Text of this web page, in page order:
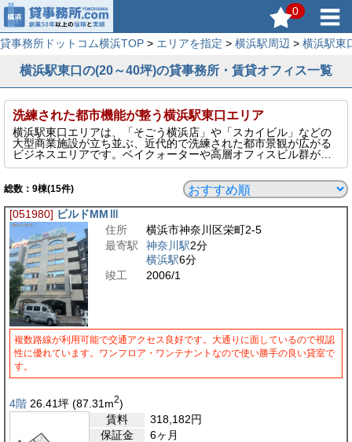
0
貸事務所ドットコム横浜TOP > エリアを指定 > 横浜駅周辺 > 横浜駅東
横浜駅東口の(20～40坪)の貸事務所・賃貸オフィス一覧
洗練された都市機能が整う横浜駅東口エリア
横浜駅東口エリアは、「そごう横浜店」や「スカイビル」などの
大型商業施設が立ち並ぶ、近代的で洗練された都市景観が広がる
ビジネスエリアです。ベイクォーターや高層オフィスビル群が集
まり、交通の利便性と快適な就業環境が両立しています。JRや京
で、都内・県内各方面からのアクセスも抜群。上質なビルが多
く、信頼性を重視する企業や来客対応が多い業種にも好適です。
港町らしい開放感と都市機能を兼ね備えた、人気のオフィス立地
です。
このページでは、そんな横浜駅東口エリアの20～40坪の貸事務所
を表示しています。
総数： 9棟(15件)
[051980] ビルドMMⅢ
住所
横浜市神奈川区栄町2-5
最寄駅
神奈川駅2分
横浜駅6分
竣工
2006/1
複数路線が利用可能で交通アクセス良好です。大通りに面しているので視認
性に優れています。ワンフロア・ワンテナントなので使い勝手の良い貸室で
す。
4階 26.41坪 (87.31 m2)
賃料
318,182円
保証金
6ヶ月